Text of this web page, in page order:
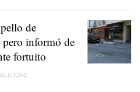
de
informó de
fortuito